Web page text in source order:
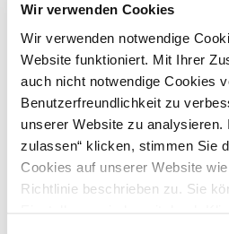
Wir verwenden Cookies
Wir verwenden notwendige
Website funktioniert. Mit Ihrer
auch nicht notwendige Cookies
Benutzerfreundlichkeit zu
unserer Website zu analysieren.
zulassen“ klicken, stimmen Sie
Cookies auf unserer Website
Richtlinie beschrieben zu. Sie
kleben, danach erst das Heizkabel
Isolierung z.B. mit
Heizkabel für Zuleitungsrohre,
Einsatz des Tränkebeckens SB 88
erforderlich.
Sicherheitshinweise
Hersteller:Lister GmbH, Am
Lüdenscheid, Deutschland,
Vollständige Beschreibung lesen
Kundenbewertungen
Passende Produkte